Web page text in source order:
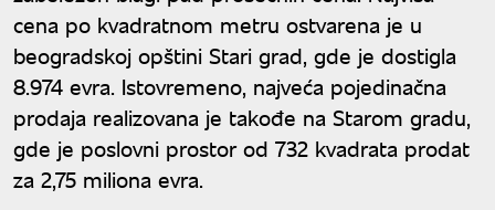
cena po kvadratnom metru ostvarena je u
beogradskoj opštini Stari grad, gde je dostigla
8.974 evra. Istovremeno, najveća pojedinačna
prodaja realizovana je takođe na Starom gradu,
gde je poslovni prostor od 732 kvadrata prodat
za 2,75 miliona evra.